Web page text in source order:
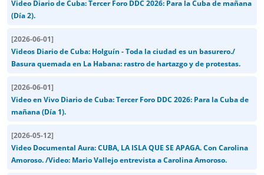
Video Diario de Cuba: Tercer Foro DDC 2026: Para la Cuba de mañana
(Día 2).
[2026-06-01]
Videos Diario de Cuba: Holguín - Toda la ciudad es un basurero./
Basura quemada en La Habana: rastro de hartazgo y de protestas.
[2026-06-01]
Video en Vivo Diario de Cuba: Tercer Foro DDC 2026: Para la Cuba de
mañana (Día 1).
[2026-05-12]
Video Documental Aura: CUBA, LA ISLA QUE SE APAGA. Con Carolina
Amoroso. /Video: Mario Vallejo entrevista a Carolina Amoroso.